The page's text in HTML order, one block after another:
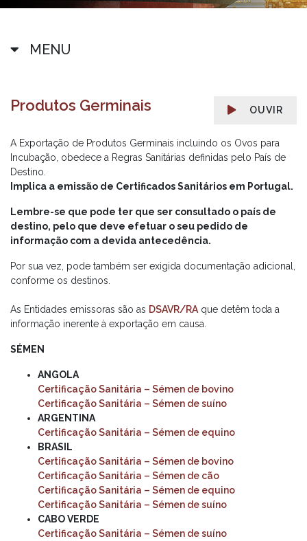
MENU
OUVIR
Produtos Germinais
A Exportação de Produtos Germinais incluindo os Ovos para
Incubação, obedece a Regras Sanitárias definidas pelo País de
Destino.
Implica a emissão de Certificados Sanitários em Portugal.
Lembre-se que pode ter que ser consultado o país de
destino, pelo que deve efetuar o seu pedido de
informação com a devida antecedência.
Por sua vez, pode também ser exigida documentação adicional,
conforme os destinos.
As Entidades emissoras são as DSAVR/RA que detêm toda a
informação inerente à exportação em causa.
SÉMEN
ANGOLA
Certificação Sanitária – Sémen de bovino
Certificação Sanitária – Sémen de suíno
ARGENTINA
Certificação Sanitária – Sémen de equino
BRASIL
Certificação Sanitária – Sémen de bovino
Certificação Sanitária – Sémen de cão
Certificação Sanitária – Sémen de equino
Certificação Sanitária – Sémen de suíno
CABO VERDE
Certificação Sanitária – Sémen de suíno